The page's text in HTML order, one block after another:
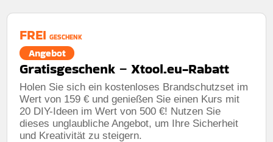
FREI GESCHENK
Angebot
Gratisgeschenk – Xtool.eu-Rabatt
Holen Sie sich ein kostenloses Brandschutzset im
Wert von 159 € und genießen Sie einen Kurs mit
20 DIY-Ideen im Wert von 500 €! Nutzen Sie
dieses unglaubliche Angebot, um Ihre Sicherheit
und Kreativität zu steigern.